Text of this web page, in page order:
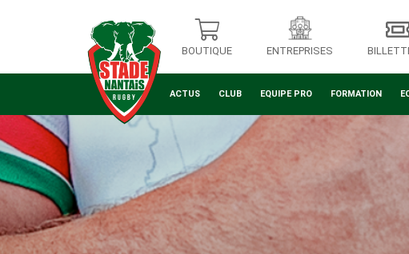
BOUTIQUE ENTREPRISES
ACTUS CLUB EQUIPE PRO FORMATION